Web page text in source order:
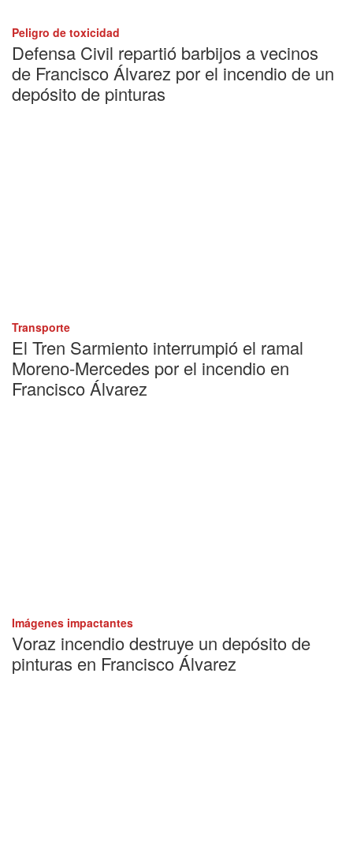
Peligro de toxicidad
Defensa Civil repartió barbijos a vecinos
de Francisco Álvarez por el incendio de un
depósito de pinturas
Transporte
El Tren Sarmiento interrumpió el ramal
Moreno-Mercedes por el incendio en
Francisco Álvarez
Imágenes impactantes
Voraz incendio destruye un depósito de
pinturas en Francisco Álvarez